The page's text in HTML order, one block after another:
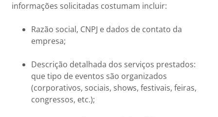
informações solicitadas costumam incluir:
Razão social, CNPJ e dados de contato da
empresa;
Descrição detalhada dos serviços prestados:
que tipo de eventos são organizados
(corporativos, sociais, shows, festivais, feiras,
congressos, etc.);